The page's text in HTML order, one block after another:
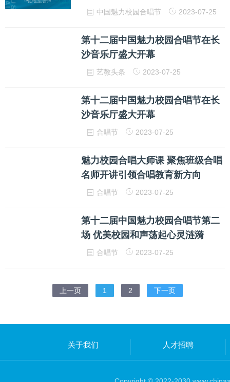
中国魅力校园合唱节 2023-07-25
第十二届中国魅力校园合唱节在长
沙音乐厅盛大开幕
艺教头条 2023-07-25
第十二届中国魅力校园合唱节在长
沙音乐厅盛大开幕
合唱节 2023-07-25
魅力校园合唱大师课 聚焦班级合唱
名师开讲引领合唱教育新方向
合唱节 2023-07-25
第十二届中国魅力校园合唱节第二
场 优美校园和声荡起心灵涟漪
合唱节 2023-07-25
上一页 1 2 下一页
关于我们 人才招聘